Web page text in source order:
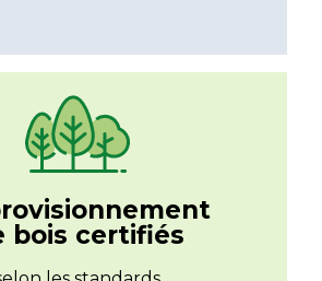
bois certifiés